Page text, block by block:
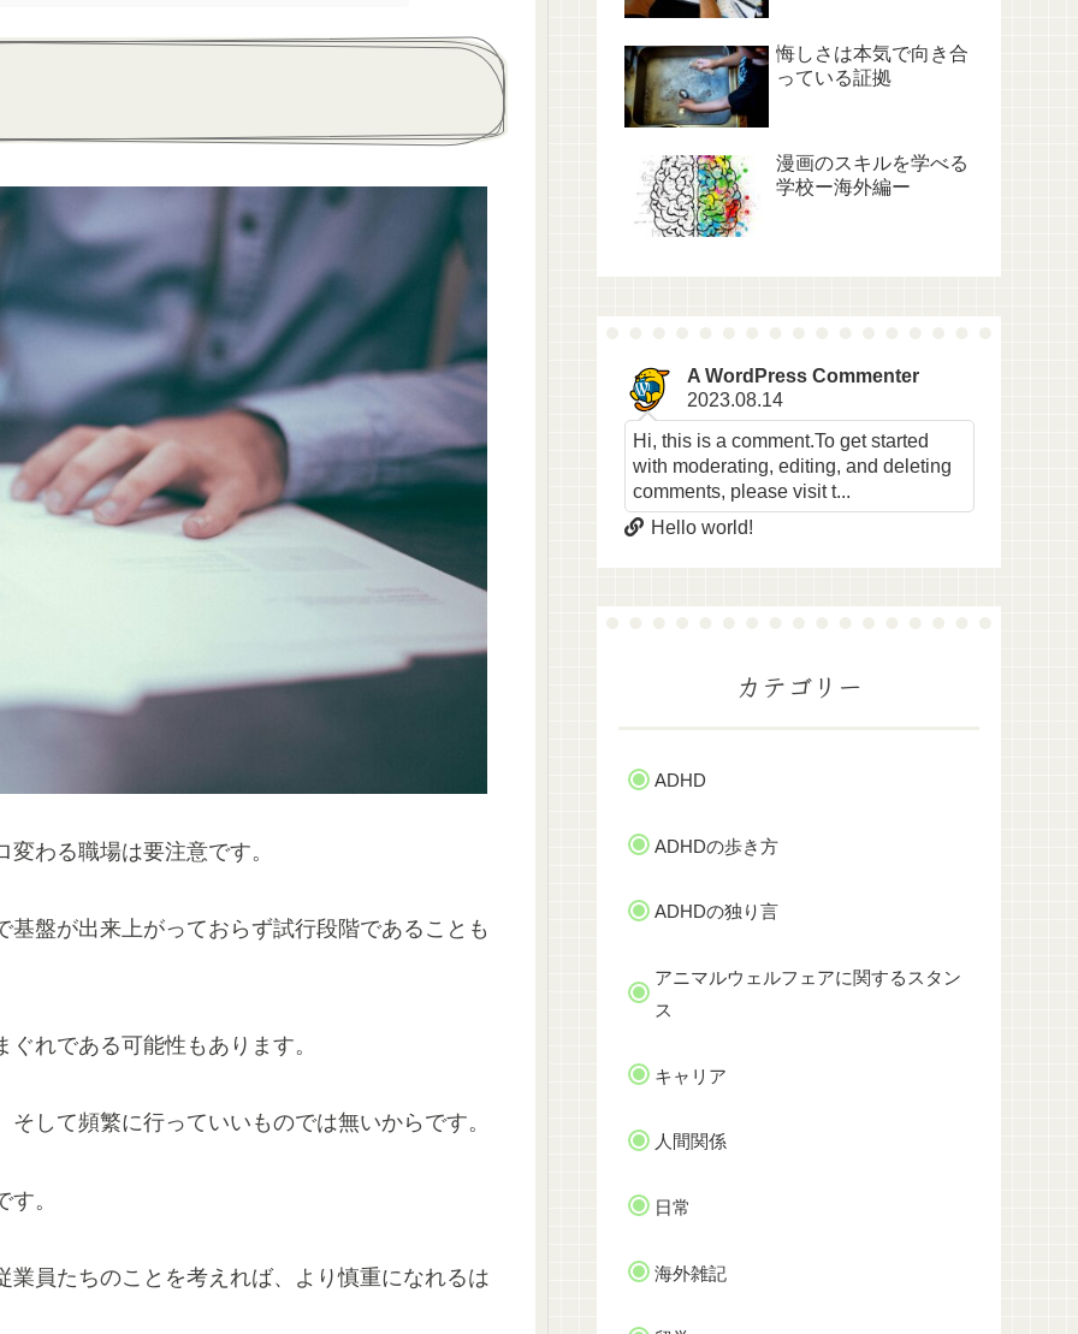
わる職場は要注意です。
盤が出来上がっておらず試行段階であることも
れである可能性もあります。
して頻繁に行っていいものでは無いからです。
。
員たちのことを考えれば、より慎重になれるは
悔しさは本気で向き合
っている証拠
漫画のスキルを学べる
学校ー海外編ー
A WordPress Commenter
2023.08.14
Hi, this is a comment.To get started
with moderating, editing, and deleting
comments, please visit t...
Hello world!
カテゴリー
ADHD
ADHDの歩き方
ADHDの独り言
アニマルウェルフェアに関するスタン
ス
キャリア
人間関係
日常
海外雑記